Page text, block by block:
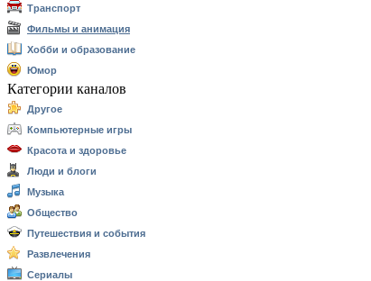
Транспорт
Фильмы и анимация
Хобби и образование
Юмор
Категории каналов
Другое
Компьютерные игры
Красота и здоровье
Люди и блоги
Музыка
Общество
Путешествия и события
Развлечения
Сериалы